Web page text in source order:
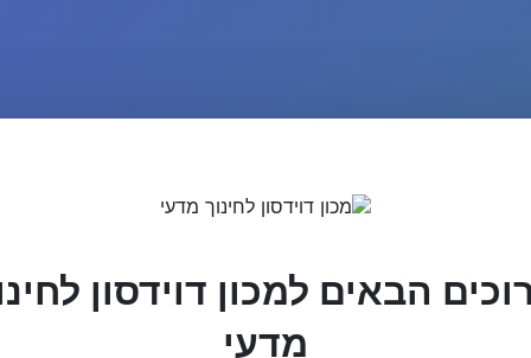
הבאים למכון דוידסון
מדעי